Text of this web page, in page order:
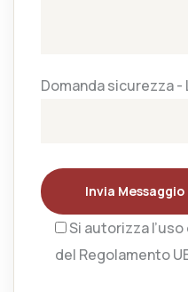
Domanda sicurezza -
Invia Messaggio
Si autorizza
del Regolamento